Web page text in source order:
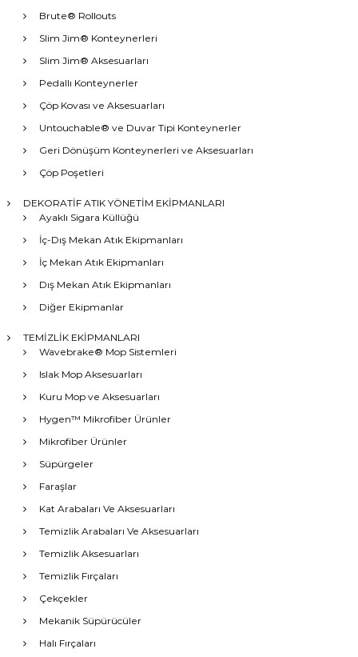
Brute® Rollouts
Slim Jim® Konteynerleri
Slim Jim® Aksesuarları
Pedallı Konteynerler
Çöp Kovası ve Aksesuarları
Untouchable® ve Duvar Tipi Konteynerler
Geri Dönüşüm Konteynerleri ve Aksesuarları
Çöp Poşetleri
DEKORATİF ATIK YÖNETİM EKİPMANLARI
Ayaklı Sigara Küllüğü
İç-Dış Mekan Atık Ekipmanları
İç Mekan Atık Ekipmanları
Dış Mekan Atık Ekipmanları
Diğer Ekipmanlar
TEMİZLİK EKİPMANLARI
Wavebrake® Mop Sistemleri
Islak Mop Aksesuarları
Kuru Mop ve Aksesuarları
Hygen™ Mikrofiber Ürünler
Mikrofiber Ürünler
Süpürgeler
Faraşlar
Kat Arabaları Ve Aksesuarları
Temizlik Arabaları Ve Aksesuarları
Temizlik Aksesuarları
Temizlik Fırçaları
Çekçekler
Mekanik Süpürücüler
Halı Fırçaları